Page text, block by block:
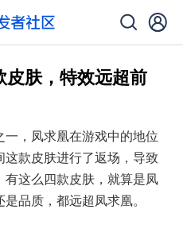
肤，特效远超前
，凤求凰在游戏中的地位
款皮肤进行了返场，导致
这么四款皮肤，就算是凤
品质，都远超凤求凰。